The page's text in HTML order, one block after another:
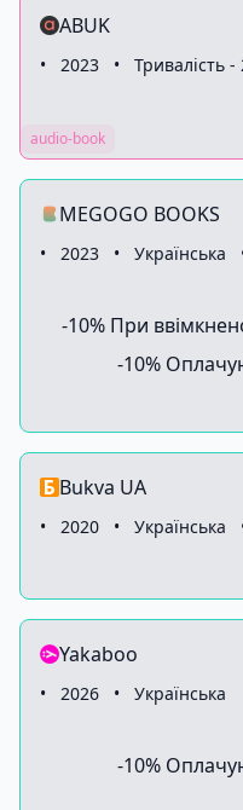
ABUK
• 2023 • Тривалість
audio-book
MEGOGO BOOKS
• 2023 • Українська
-10% При
-10%
Bukva UA
• 2020 • Українська
Yakaboo
• 2026 • Українська
-10%